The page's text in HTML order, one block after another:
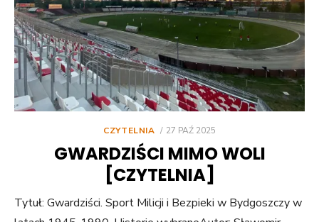
CZYTELNIA
POSTED
27 PAŹ 2025
GWARDZIŚCI MIMO WOLI
[CZYTELNIA]
Tytuł: Gwardziści. Sport Milicji i Bezpieki w Bydgoszczy w